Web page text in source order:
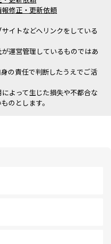
修正・更新依頼
イトなどへリンクをしている
運営管理しているものではあ
の責任で判断したうえでご活
よって生じた損失や不都合な
のとします。